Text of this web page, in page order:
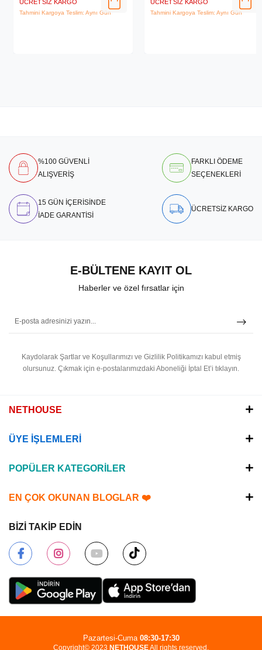
ÜCRETSIZ KARGO
Tahmini Kargoya Teslim: Aynı Gün
ÜCRETSIZ KARGO
Tahmini Kargoya Teslim: Aynı Gün
%100 GÜVENLİ
ALIŞVERİŞ
FARKLI ÖDEME
SEÇENEKLERİ
15 GÜN İÇERİSİNDE
İADE GARANTİSİ
ÜCRETSİZ KARGO
E-BÜLTENE KAYIT OL
Haberler ve özel fırsatlar için
Kaydolarak Şartlar ve Koşullarımızı ve Gizlilik Politikamızı kabul etmiş
olursunuz. Çıkmak için e-postalarımızdaki Aboneliği İptal Et’i tıklayın.
NETHOUSE
ÜYE İŞLEMLERİ
POPÜLER KATEGORİLER
EN ÇOK OKUNAN BLOGLAR ❤️
BİZİ TAKİP EDİN
Copyright© 2023 NETHOUSEAll rights reserved.
Pazartesi-Cuma 08:30-17:30